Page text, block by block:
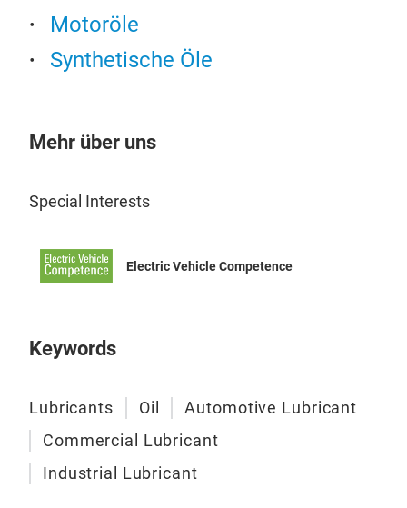
Motoröle
Synthetische Öle
Mehr über uns
Special Interests
Electric Vehicle Competence
Keywords
Lubricants Oil
Automotive Lubricant
Commercial Lubricant
Industrial Lubricant